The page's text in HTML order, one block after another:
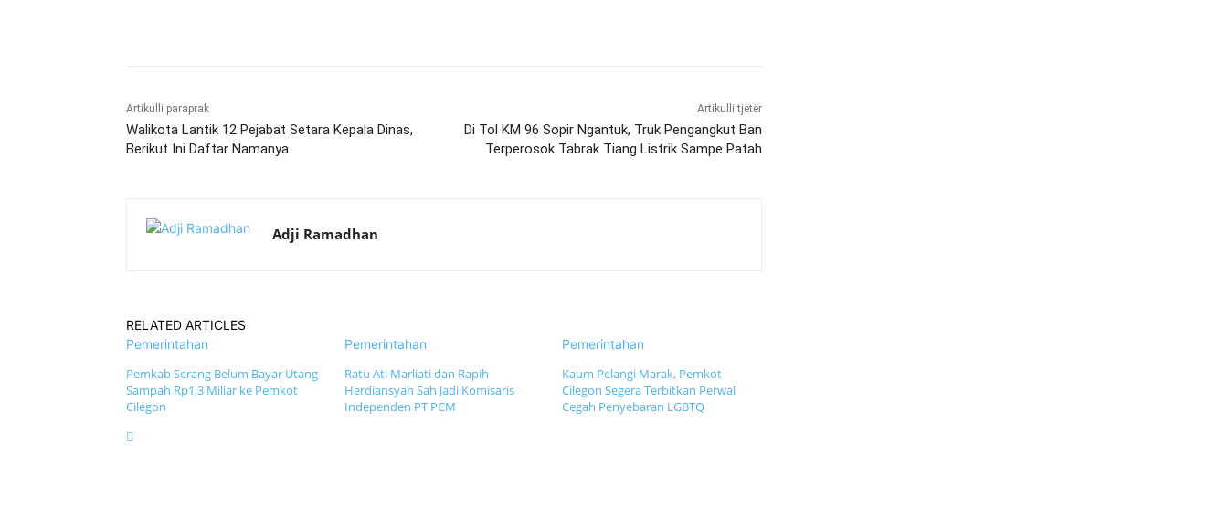
Artikulli paraprak
Walikota Lantik 12 Pejabat Setara Kepala Dinas,
Berikut Ini Daftar Namanya
Artikulli tjetër
Di Tol KM 96 Sopir Ngantuk, Truk Pengangkut Ban
Terperosok Tabrak Tiang Listrik Sampe Patah
Adji Ramadhan
RELATED ARTICLES
Pemerintahan
Pemkab Serang Belum Bayar Utang
Sampah Rp1,3 Miliar ke Pemkot
Cilegon
Pemerintahan
Ratu Ati Marliati dan Rapih
Herdiansyah Sah Jadi Komisaris
Independen PT PCM
Pemerintahan
Kaum Pelangi Marak, Pemkot
Cilegon Segera Terbitkan Perwal
Cegah Penyebaran LGBTQ